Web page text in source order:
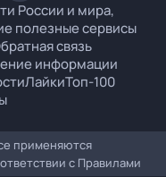
России и мира,
полезные сервисы
связь
информации
ЛайкиТоп-100
применяются
с Правилами